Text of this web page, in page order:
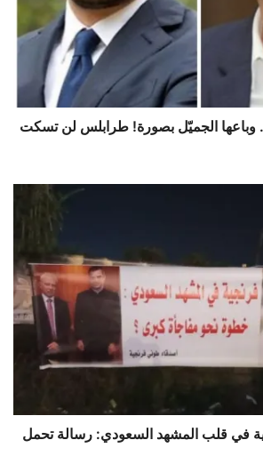
الجميّل بصورة! طرابلس لن تسكت
في قلب المشهد السعودي: رسالة تحمل